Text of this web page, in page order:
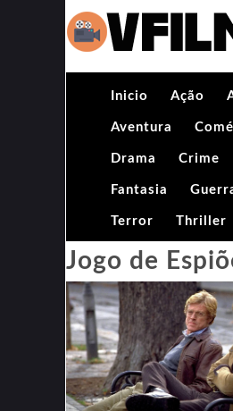
Inicio Ação
Aventura
Drama Crime
Fantasia
Terror Thriller
Jogo de